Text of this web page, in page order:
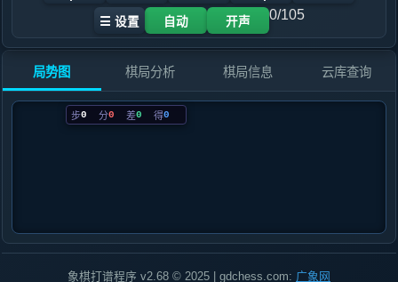
☰ 设置 自动 开声 0/105
局势图 棋局分析 棋局信息 云库查询
步0 分0 差0 得0
象棋打谱程序 v2.68 © 2025 | gdchess.com: 广象网